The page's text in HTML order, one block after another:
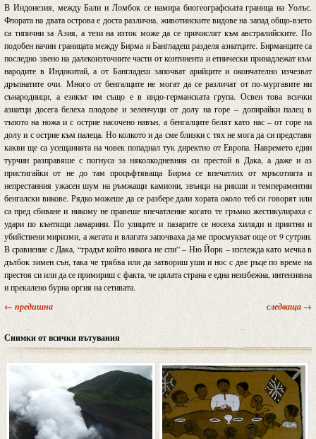
В Индонезия, между Бали и Ломбок се намира биогеографската граница на Уолъс.
Флората на двата острова е доста различна, животинските видове на запад общо-взето
са типични за Азия, а тези на изток може да се причислят към австралийските. По
подобен начин границата между Бирма и Бангладеш разделя азиатците. Бирманците са
последно звено на далекоизточните части от континента и етнически принадлежат към
народите в Индокитай, а от Бангладеш започват арийците и окончателно изчезват
дръпнатите очи. Много от бенгалците не могат да се различат от по-мургавите ни
сънародници, а езикът им също е в индо-германската група. Освен това всички
азиатци досега белеха плодове и зеленчуци от долу на горе – допирайки палец в
тъпото на ножа и с острие насочено навън, а бенгалците белят като нас – от горе на
долу и с острие към палеца. Но колкото и да сме близки с тях не мога да си представя
какви ще са усещанията на човек попаднал тук директно от Европа. Навремето един
турчин разправяше с погнуса за няколкодневния си престой в Дака, а даже и аз
пристигайки от не до там процъфтяваща Бирма се впечатлих от мръсотията и
непрестанния ужасен шум на ръмжащи камиони, звънци на рикши и темпераментни
бенгалски викове. Рядко можеше да се разбере дали хората около теб си говорят или
са пред сбиване и никому не правеше впечатление когато те гръмко жестикулираха с
удари по кънтящи ламарини. По улиците и пазарите се носеха хиляди и приятни и
убийствени миризми, а жегата и влагата започваха да ме просмукват още от 9 сутрин.
В сравнение с Дака, “градът който никога не спи” – Ню Йорк – изглежда като мечка в
дълбок зимен сън, така че трябва или да затвориш уши и нос с две ръце по време на
престоя си или да се примириш с факта, че цялата страна е една неизбежна, интензивна
и прекалено бурна оргия на сетивата.
← предишна следваща →
Снимки от всички пътувания